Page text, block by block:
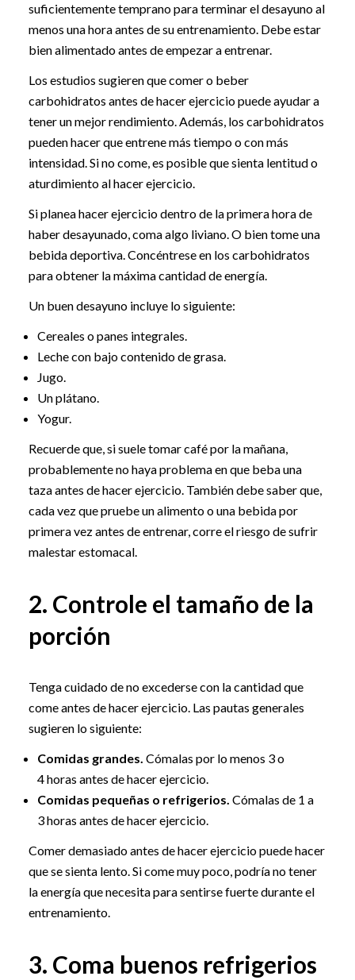
suficientemente temprano para terminar el desayuno al
menos una hora antes de su entrenamiento. Debe estar
bien alimentado antes de empezar a entrenar.
Los estudios sugieren que comer o beber
carbohidratos antes de hacer ejercicio puede ayudar a
tener un mejor rendimiento. Además, los carbohidratos
pueden hacer que entrene más tiempo o con más
intensidad. Si no come, es posible que sienta lentitud o
aturdimiento al hacer ejercicio.
Si planea hacer ejercicio dentro de la primera hora de
haber desayunado, coma algo liviano. O bien tome una
bebida deportiva. Concéntrese en los carbohidratos
para obtener la máxima cantidad de energía.
Un buen desayuno incluye lo siguiente:
Cereales o panes integrales.
Leche con bajo contenido de grasa.
Jugo.
Un plátano.
Yogur.
Recuerde que, si suele tomar café por la mañana,
probablemente no haya problema en que beba una
taza antes de hacer ejercicio. También debe saber que,
cada vez que pruebe un alimento o una bebida por
primera vez antes de entrenar, corre el riesgo de sufrir
malestar estomacal.
2. Controle el tamaño de la
porción
Tenga cuidado de no excederse con la cantidad que
come antes de hacer ejercicio. Las pautas generales
sugieren lo siguiente:
Comidas grandes. Cómalas por lo menos 3 o
4 horas antes de hacer ejercicio.
Comidas pequeñas o refrigerios. Cómalas de 1 a
3 horas antes de hacer ejercicio.
Comer demasiado antes de hacer ejercicio puede hacer
que se sienta lento. Si come muy poco, podría no tener
la energía que necesita para sentirse fuerte durante el
entrenamiento.
3. Coma buenos refrigerios